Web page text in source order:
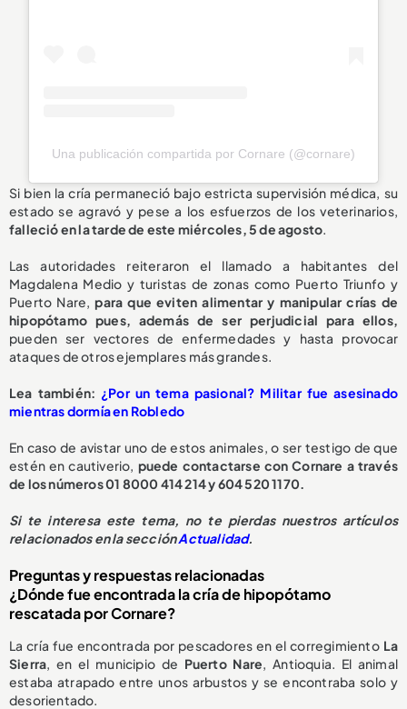
Una publicación compartida por Cornare (@cornare)
Si bien la cría permaneció bajo estricta supervisión médica, su
estado se agravó y pese a los esfuerzos de los veterinarios,
falleció en la tarde de este miércoles, 5 de agosto.
Las autoridades reiteraron el llamado a habitantes del
Magdalena Medio y turistas de zonas como Puerto Triunfo y
Puerto Nare, para que eviten alimentar y manipular crías de
hipopótamo pues, además de ser perjudicial para ellos,
pueden ser vectores de enfermedades y hasta provocar
ataques de otros ejemplares más grandes.
Lea también: ¿Por un tema pasional? Militar fue asesinado
mientras dormía en Robledo
En caso de avistar uno de estos animales, o ser testigo de que
estén en cautiverio, puede contactarse con Cornare a través
de los números 01 8000 414 214 y 604 520 1170.
Si te interesa este tema, no te pierdas nuestros artículos
relacionados en la secciónActualidad.
Preguntas y respuestas relacionadas
¿Dónde fue encontrada la cría de hipopótamo
rescatada por Cornare?
La cría fue encontrada por pescadores en el corregimiento La
Sierra, en el municipio de Puerto Nare, Antioquia. El animal
estaba atrapado entre unos arbustos y se encontraba solo y
desorientado.